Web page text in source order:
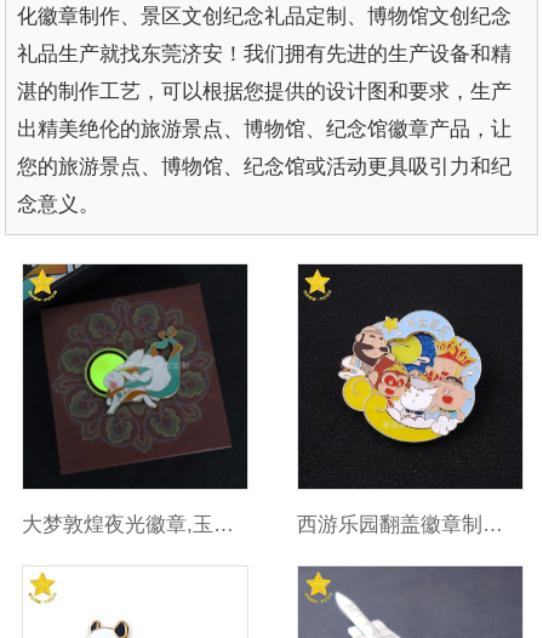
化徽章制作、景区文创纪念礼品定制、博物馆文创纪念
礼品生产就找东莞济安！我们拥有先进的生产设备和精
湛的制作工艺，可以根据您提供的设计图和要求，生产
出精美绝伦的旅游景点、博物馆、纪念馆徽章产品，让
您的旅游景点、博物馆、纪念馆或活动更具吸引力和纪
念意义。
大梦敦煌夜光徽章,玉兔奔月中秋纪念章 西游乐园翻盖徽章制作,主题乐园IP文创周边定制厂家